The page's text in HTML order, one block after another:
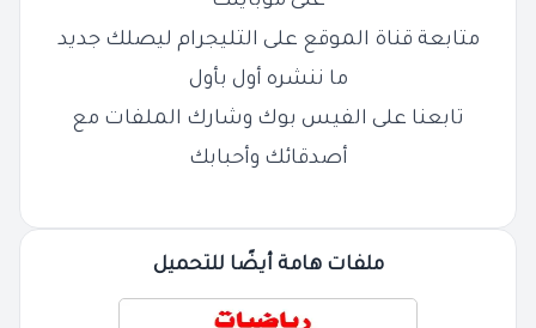
متابعة قناة الموقع على التليجرام ليصلك جديد
ما ننشره أول بأول
تابعنا على الفيس بوك وشارك الملفات مع
أصدقائك وأحبابك
ملفات هامة أيضًا للتحميل